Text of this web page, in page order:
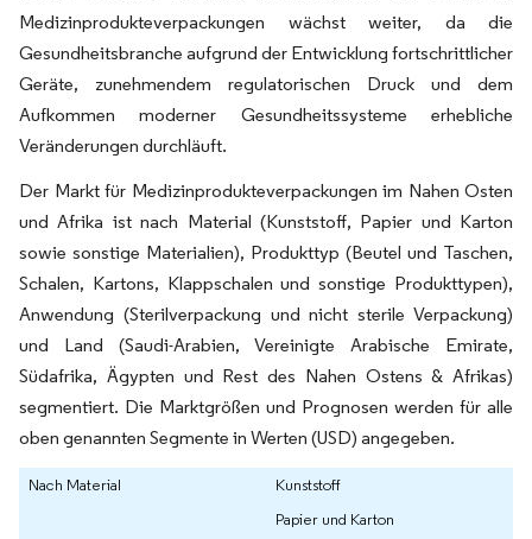
Medizinprodukteverpackungen wächst weiter, da die
Gesundheitsbranche aufgrund der Entwicklung fortschrittlicher
Geräte, zunehmendem regulatorischen Druck und dem
Aufkommen moderner Gesundheitssysteme erhebliche
Veränderungen durchläuft.
Der Markt für Medizinprodukteverpackungen im Nahen Osten
und Afrika ist nach Material (Kunststoff, Papier und Karton
sowie sonstige Materialien), Produkttyp (Beutel und Taschen,
Schalen, Kartons, Klappschalen und sonstige Produkttypen),
Anwendung (Sterilverpackung und nicht sterile Verpackung)
und Land (Saudi-Arabien, Vereinigte Arabische Emirate,
Südafrika, Ägypten und Rest des Nahen Ostens & Afrikas)
segmentiert. Die Marktgrößen und Prognosen werden für alle
oben genannten Segmente in Werten (USD) angegeben.
Nach Material
Kunststoff
Papier und Karton